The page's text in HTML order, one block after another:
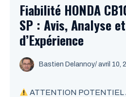
Fiabilité HONDA
SP : Avis, Analyse
d’Expérience
Bastien Delannoy/ avril 10,
ATTENTION POTENTIEL